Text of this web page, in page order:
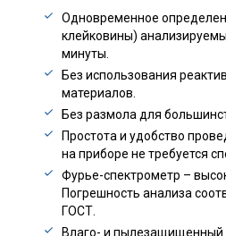
Одновременное
клейковины)
минуты.
Без использования
материалов.
Без размола для
Простота и удобство
на приборе не требуется
Фурье-спектрометр –
Погрешность анализа
ГОСТ.
Влаго- и пылезащищенный